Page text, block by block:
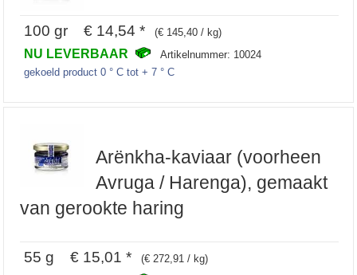
100 gr € 14,54 * (€ 145,40 / kg)
NU LEVERBAAR
Artikelnummer: 10024
gekoeld product 0 ° C tot + 7 ° C
Arënkha-kaviaar (voorheen
Avruga / Harenga), gemaakt
van gerookte haring
55 g € 15,01 * (€ 272,91 / kg)